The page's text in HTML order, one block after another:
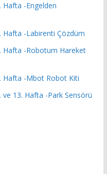
-Engelden
Hafta -Labirenti Çözdüm
Hafta -Robotum Hareket
Hafta -Mbot Robot Kiti
13. Hafta -Park Sensörü